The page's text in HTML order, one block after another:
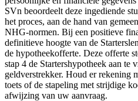
SVn beoordeelt deze ingediende
het proces, aan de hand van
NHG-normen. Bij een positieve
definitieve hoogte van de
de hypotheekofferte. Deze offerte
stap 4 de Startershypotheek aan te
geldverstrekker. Houd er rekening
toets of de stapeling met strijdige
afwijzing van uw aanvraag.